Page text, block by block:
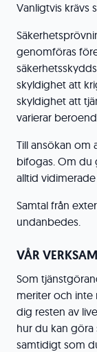
Vanligtvis krävs
genomföras
skyldighet att
skyldighet att
varierar
Till ansökan om
bifogas. Om du
alltid
Samtal från
undanbedes.
VÅR
Som
meriter och
dig resten av
hur du kan göra
samtidigt som